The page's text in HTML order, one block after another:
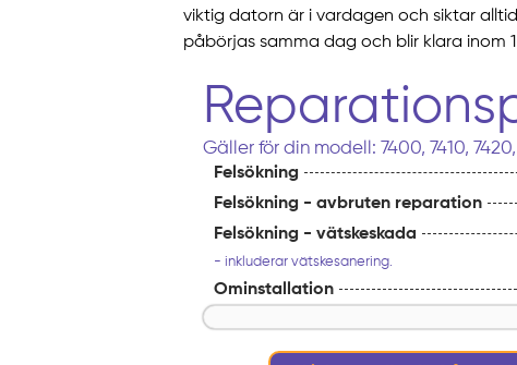
viktig datorn är i vardagen och siktar
påbörjas samma dag och blir klara inom
Gäller för din modell: 7400, 7410,
Felsökning
Felsökning - avbruten reparation
Felsökning - vätskeskada
- inkluderar vätskesanering.
Ominstallation